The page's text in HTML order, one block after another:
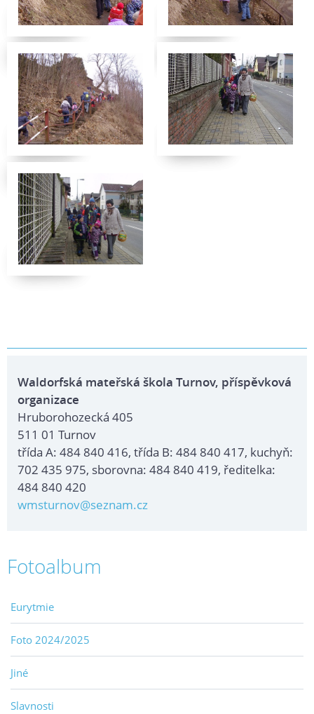
Waldorfská mateřská škola Turnov, příspěvková
organizace
Hruborohozecká 405
511 01 Turnov
třída A: 484 840 416, třída B: 484 840 417, kuchyň:
702 435 975, sborovna: 484 840 419, ředitelka:
484 840 420
wmsturnov@seznam.cz
Fotoalbum
Eurytmie
Foto 2024/2025
Jiné
Slavnosti